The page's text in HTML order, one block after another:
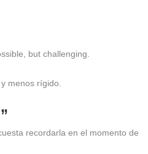
but challenging.
menos rígido.
recordarla en el momento de